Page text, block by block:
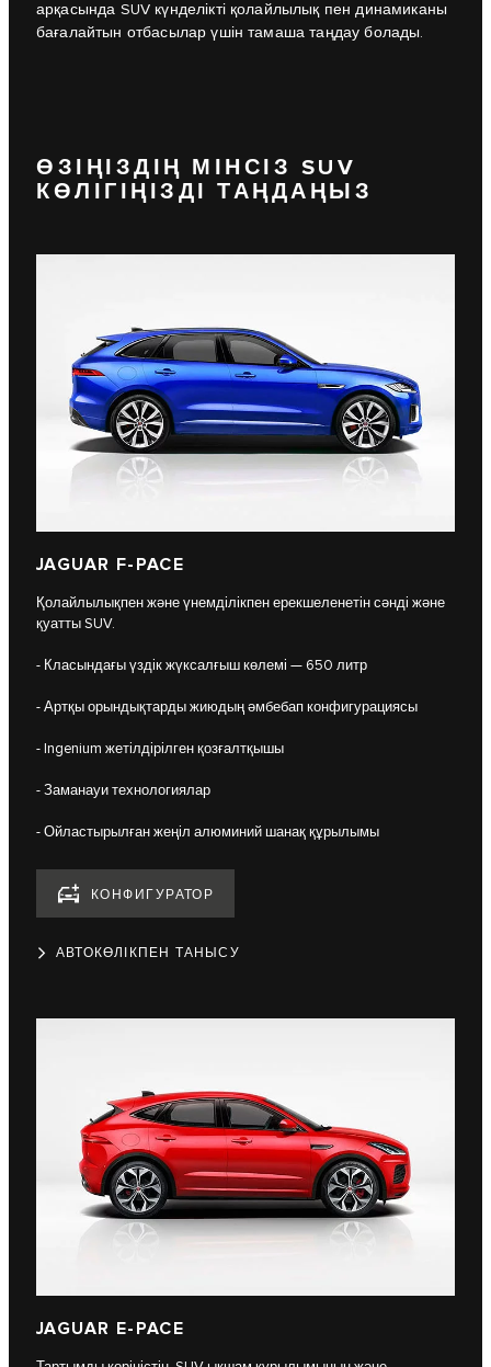
арқасында SUV күнделікті қолайлылық пен динамиканы
бағалайтын отбасылар үшін тамаша таңдау болады.
ӨЗІҢІЗДІҢ МІНСІЗ SUV
КӨЛІГІҢІЗДІ ТАҢДАҢЫЗ
JAGUAR F-PACE
Қолайлылықпен және үнемділікпен ерекшеленетін сәнді және
қуатты SUV.
- Класындағы үздік жүксалғыш көлемі — 650 литр
- Артқы орындықтарды жиюдың әмбебап конфигурациясы
- Ingenium жетілдірілген қозғалтқышы
- Заманауи технологиялар
- Ойластырылған жеңіл алюминий шанақ құрылымы
КОНФИГУРАТОР
АВТОКӨЛІКПЕН ТАНЫСУ
JAGUAR E-PACE